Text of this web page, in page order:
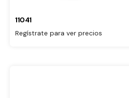
11041
Regístrate para ver precios